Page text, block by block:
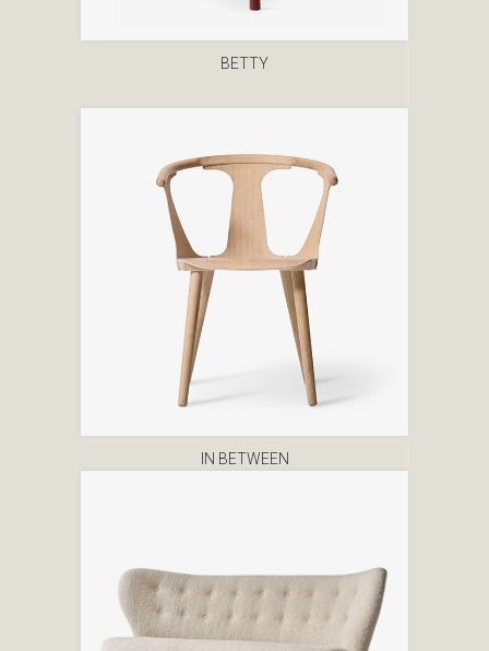
BETTY
IN BETWEEN